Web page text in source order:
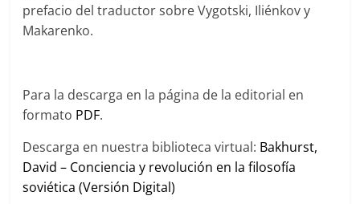
prefacio del traductor sobre Vygotski, Iliénkov y
Makarenko.
Para la descarga en la página de la editorial en
formato PDF.
Descarga en nuestra biblioteca virtual: Bakhurst,
David – Conciencia y revolución en la filosofía
soviética (Versión Digital)